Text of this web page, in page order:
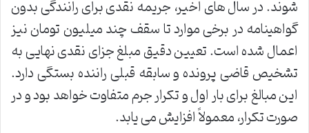
شوند. در سال های اخیر، جریمه نقدی برای رانندگی بدون
گواهینامه در برخی موارد تا سقف چند میلیون تومان نیز
اعمال شده است. تعیین دقیق مبلغ جزای نقدی نهایی به
تشخیص قاضی پرونده و سابقه قبلی راننده بستگی دارد.
این مبالغ برای بار اول و تکرار جرم متفاوت خواهد بود و در
صورت تکرار، معمولاً افزایش می یابد.